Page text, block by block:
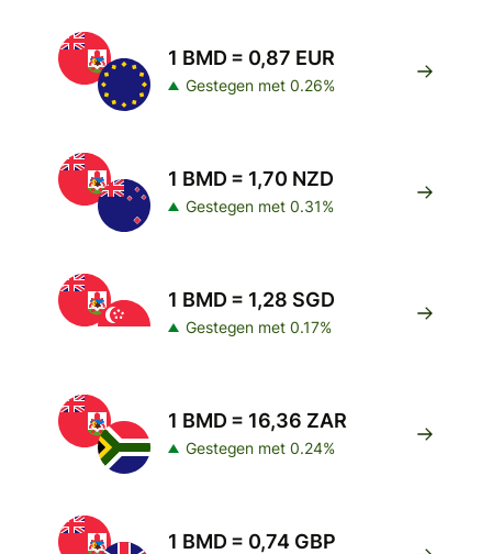
1 BMD = 0,87 EUR
Gestegen met 0.26%
1 BMD = 1,70 NZD
Gestegen met 0.31%
1 BMD = 1,28 SGD
Gestegen met 0.17%
1 BMD = 16,36 ZAR
Gestegen met 0.24%
1 BMD = 0,74 GBP